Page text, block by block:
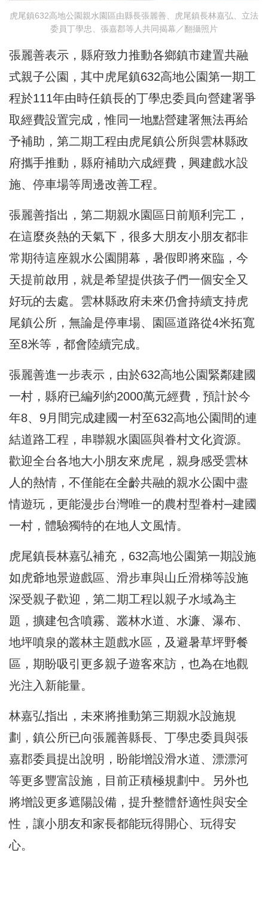
虎尾鎮632高地公園親水園區由縣長張麗善、虎尾鎮長林嘉弘、立法
委員丁學忠、張嘉郡等人共同揭幕／翻攝照片
張麗善表示，縣府致力推動各鄉鎮市建置共融
式親子公園，其中虎尾鎮632高地公園第一期工
程於111年由時任鎮長的丁學忠委員向營建署爭
取經費設置完成，惟同一地點營建署無法再給
予補助，第二期工程由虎尾鎮公所與雲林縣政
府攜手推動，縣府補助六成經費，興建戲水設
施、停車場等周邊改善工程。
張麗善指出，第二期親水園區日前順利完工，
在這麼炎熱的天氣下，很多大朋友小朋友都非
常期待這座親水公園開幕，暑假即將來臨，今
天提前啟用，就是希望提供孩子們一個安全又
好玩的去處。雲林縣政府未來仍會持續支持虎
尾鎮公所，無論是停車場、園區道路從4米拓寬
至8米等，都會陸續完成。
張麗善進一步表示，由於632高地公園緊鄰建國
一村，縣府已編列約2000萬元經費，預計於今
年8、9月間完成建國一村至632高地公園間的連
結道路工程，串聯親水園區與眷村文化資源。
歡迎全台各地大小朋友來虎尾，親身感受雲林
人的熱情，不僅能在全齡共融的親水公園中盡
情遊玩，更能漫步台灣唯一的農村型眷村─建國
一村，體驗獨特的在地人文風情。
虎尾鎮長林嘉弘補充，632高地公園第一期設施
如虎爺地景遊戲區、滑步車與山丘滑梯等設施
深受親子歡迎，第二期工程以親子水域為主
題，擴建包含噴霧、叢林水道、水濂、瀑布、
地坪噴泉的叢林主題戲水區，及避暑草坪野餐
區，期盼吸引更多親子遊客來訪，也為在地觀
光注入新能量。
林嘉弘指出，未來將推動第三期親水設施規
劃，鎮公所已向張麗善縣長、丁學忠委員與張
嘉郡委員提出說明，盼能增設滑水道、漂漂河
等更多豐富設施，目前正積極規劃中。另外也
將增設更多遮陽設備，提升整體舒適性與安全
性，讓小朋友和家長都能玩得開心、玩得安
心。